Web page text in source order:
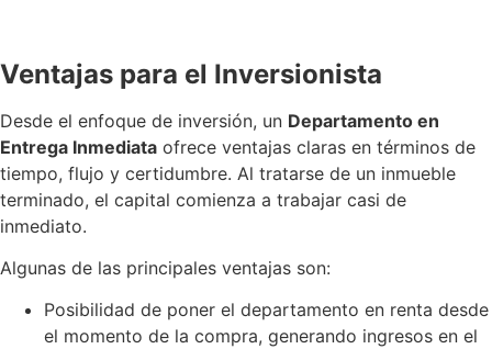
Ventajas para el Inversionista
Desde el enfoque de inversión, un Departamento en
Entrega Inmediata ofrece ventajas claras en términos de
tiempo, flujo y certidumbre. Al tratarse de un inmueble
terminado, el capital comienza a trabajar casi de
inmediato.
Algunas de las principales ventajas son:
Posibilidad de poner el departamento en renta desde
el momento de la compra, generando ingresos en el